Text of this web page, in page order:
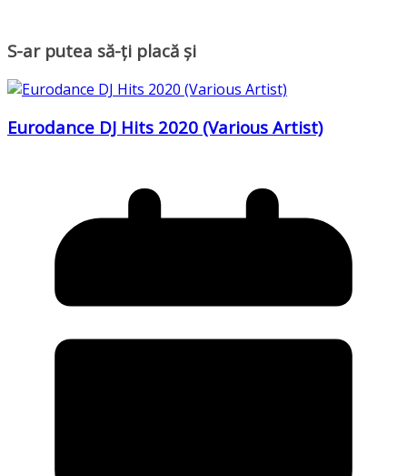
S-ar putea să-ți placă și
Eurodance DJ Hits 2020 (Various Artist)